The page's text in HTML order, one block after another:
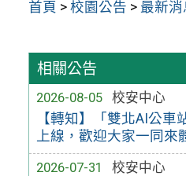
首頁 >校園公告 > 最新消
相關公告
2026-08-05
校安中心
【轉知】「雙北AI公車
上線，歡迎大家一同來
2026-07-31
校安中心